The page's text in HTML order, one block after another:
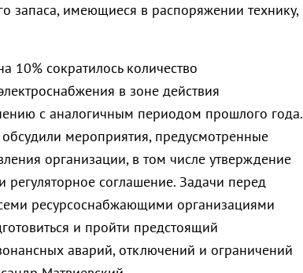
запаса, имеющиеся в распоряжении технику,
10% сократилось количество
в зоне действия
с аналогичным периодом прошлого года.
мероприятия, предусмотренные
организации, в том числе утверждение
соглашение. Задачи перед
ресурсоснабжающими организациями
и пройти предстоящий
аварий, отключений и ограничений